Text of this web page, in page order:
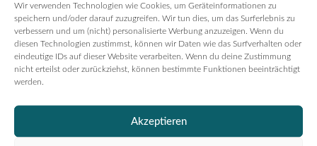
Wir verwenden Technologien wie Cookies, um Geräteinformationen zu
speichern und/oder darauf zuzugreifen. Wir tun dies, um das Surferlebnis zu
verbessern und um (nicht) personalisierte Werbung anzuzeigen. Wenn du
diesen Technologien zustimmst, können wir Daten wie das Surfverhalten oder
eindeutige IDs auf dieser Website verarbeiten. Wenn du deine Zustimmung
nicht erteilst oder zurückziehst, können bestimmte Funktionen beeinträchtigt
werden.
Akzeptieren
Johann Buchholz jun.
Eintrag verwalten
Beitrag melden